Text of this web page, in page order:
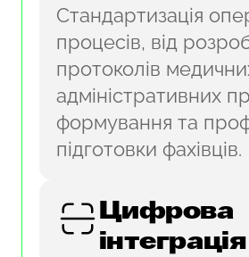
Стандартизація
процесів, від
протоколів
адміністративних
формування та
підготовки фахівців.
Цифрова
інтеграція